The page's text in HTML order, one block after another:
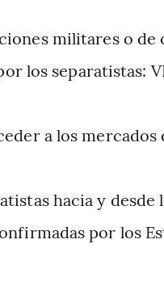
militares o
los separatistas:
a los mercados
hacia y desde
por los